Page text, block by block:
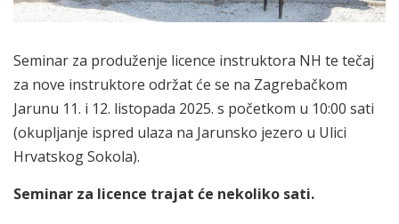
Seminar za produženje licence instruktora NH te tečaj
za nove instruktore održat će se na Zagrebačkom
Jarunu 11. i 12. listopada 2025. s početkom u 10:00 sati
(okupljanje ispred ulaza na Jarunsko jezero u Ulici
Hrvatskog Sokola).
Seminar za licence trajat će nekoliko sati.